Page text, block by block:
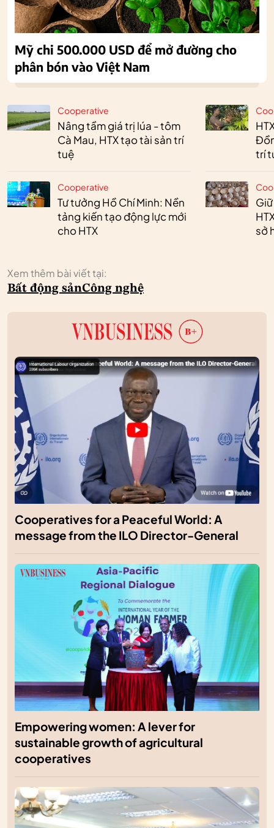
Cooperative
Nâng tầm giá trị lúa - tôm
Cà Mau, HTX tạo tài sản trí
tuệ
Cooperative
Tư tưởng Hồ Chí Minh: Nền
tảng kiến tạo động lực mới
cho HTX
trí
sở
Xem thêm bài viết tại:
Bất động sảnCông nghệ
Mỹ chi 500.000 USD để mở đường cho
phân bón vào Việt Nam
Cooperatives for a Peaceful World: A
message from the ILO Director-General
Empowering women: A lever for
sustainable growth of agricultural
cooperatives